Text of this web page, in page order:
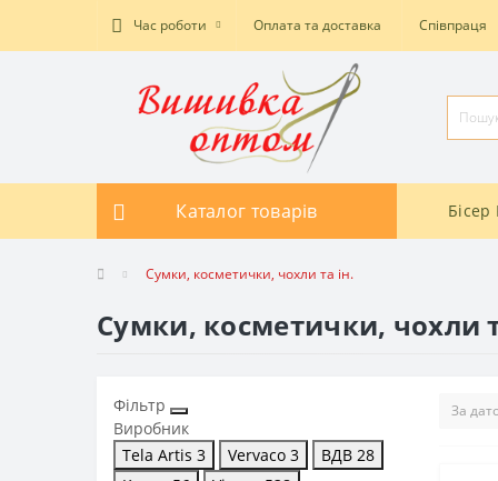
Час роботи Оплата та доставка Співпраця
Каталог товарів Бісер
Сумки, косметички, чохли та ін.
Сумки, косметички, чохли
Фільтр
Виробник
Tela Artis 3 Vervaco 3 ВДВ 28